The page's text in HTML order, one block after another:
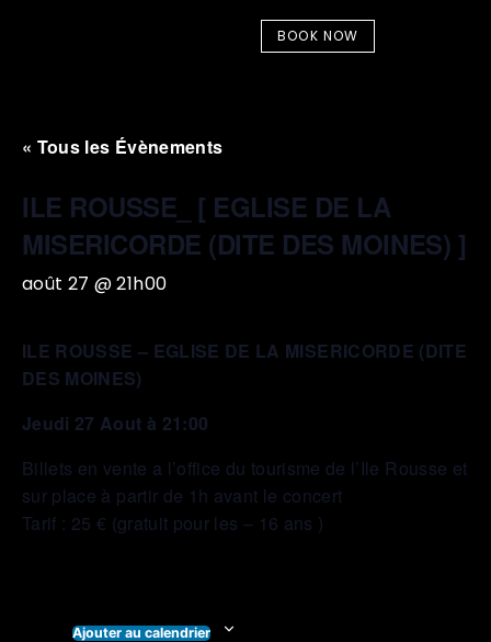
BOOK NOW
« Tous les Évènements
ILE ROUSSE_ [ EGLISE DE LA
MISERICORDE (DITE DES MOINES) ]
août 27 @ 21h00
ILE ROUSSE – EGLISE DE LA MISERICORDE (DITE
DES MOINES)
Jeudi 27 Aout à 21:00
Billets en vente a l’office du tourisme de l’Ile Rousse et
sur place à partir de 1h avant le concert
Tarif : 25 € (gratuit pour les – 16 ans )
Ajouter au calendrier